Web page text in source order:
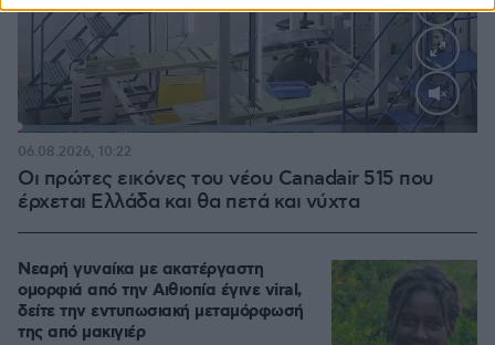
Loaded
Οι πρώτες εικόνες του νέου Canadair 515 που
έρχεται Ελλάδα και θα πετά και νύχτα
06.08.2026, 10:22
Νεαρή γυναίκα με ακατέργαστη
ομορφιά από την Αιθιοπία έγινε viral,
δείτε την εντυπωσιακή μεταμόρφωσή
της από μακιγιέρ